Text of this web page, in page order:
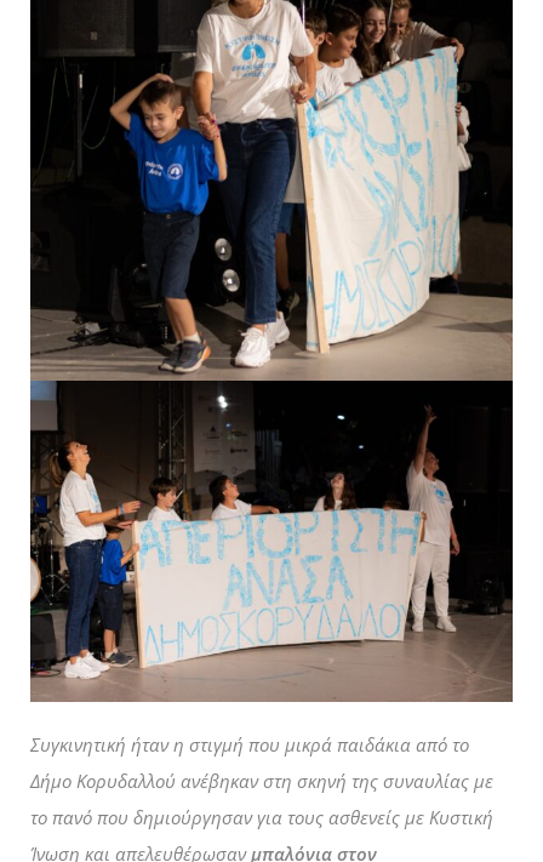
Συγκινητική ήταν η στιγμή που μικρά παιδάκια από το
Δήμο Κορυδαλλού ανέβηκαν στη σκηνή της συναυλίας με
το πανό που δημιούργησαν για τους ασθενείς με Κυστική
Ίνωση και απελευθέρωσανμπαλόνια στον